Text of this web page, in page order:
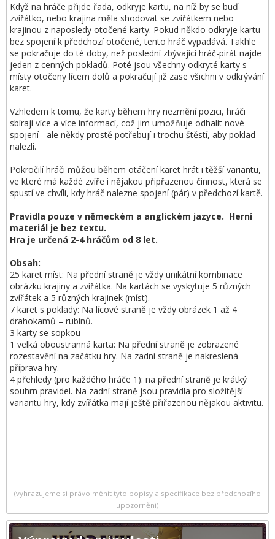
Když na hráče přijde řada, odkryje kartu, na níž by se buď
zvířátko, nebo krajina měla shodovat se zvířátkem nebo
krajinou z naposledy otočené karty. Pokud někdo odkryje kartu
bez spojení k předchozí otočené, tento hráč vypadává. Takhle
se pokračuje do té doby, než poslední zbývající hráč-pirát najde
jeden z cenných pokladů. Poté jsou všechny odkryté karty s
místy otočeny lícem dolů a pokračují již zase všichni v odkrývání
karet.
Vzhledem k tomu, že karty během hry nezmění pozici, hráči
sbírají více a více informací, což jim umožňuje odhalit nové
spojení - ale někdy prostě potřebují i trochu štěstí, aby poklad
nalezli.
Pokročilí hráči můžou během otáčení karet hrát i těžší variantu,
ve které má každé zvíře i nějakou připřazenou činnost, která se
spustí ve chvíli, kdy hráč nalezne spojení (pár) v předchozí kartě.
Pravidla pouze v německém a anglickém jazyce. Herní
materiál je bez textu.
Hra je určená 2-4 hráčům od 8 let.
Obsah:
25 karet míst: Na přední straně je vždy unikátní kombinace
obrázku krajiny a zvířátka. Na kartách se vyskytuje 5 různých
zvířátek a 5 různých krajinek (míst).
7 karet s poklady: Na lícové straně je vždy obrázek 1 až 4
drahokamů – rubínů.
3 karty se sopkou
1 velká oboustranná karta: Na přední straně je zobrazené
rozestavění na začátku hry. Na zadní straně je nakreslená
příprava hry.
4 přehledy (pro každého hráče 1): na přední straně je krátký
souhrn pravidel. Na zadní straně jsou pravidla pro složitější
variantu hry, kdy zvířátka mají ještě přiřazenou nějakou aktivitu.
(vyhrazujeme si právo měnit tyto popisy a specifikace bez předchozího
upozornění)